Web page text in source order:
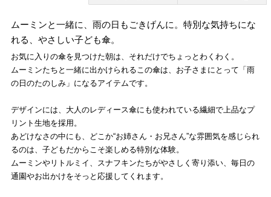
ムーミンと一緒に、雨の日もごきげんに。特別な気持ちにな
れる、やさしい子ども傘。
お気に入りの傘を見つけた朝は、それだけでちょっとわくわく。
ムーミンたちと一緒に出かけられるこの傘は、お子さまにとって「雨
の日のたのしみ」になるアイテムです。
デザインには、大人のレディース傘にも使われている繊細で上品なプ
リント生地を採用。
あどけなさの中にも、どこか“お姉さん・お兄さん”な雰囲気を感じられ
るのは、子どもだからこそ楽しめる特別な体験。
ムーミンやリトルミイ、スナフキンたちがやさしく寄り添い、毎日の
通園やお出かけをそっと応援してくれます。